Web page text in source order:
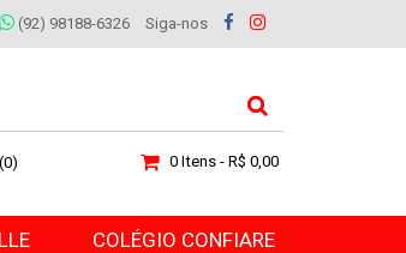
(92) 98188-6326 Siga-nos
0 Itens - R$ 0,00
COLÉGIO CONFIARE